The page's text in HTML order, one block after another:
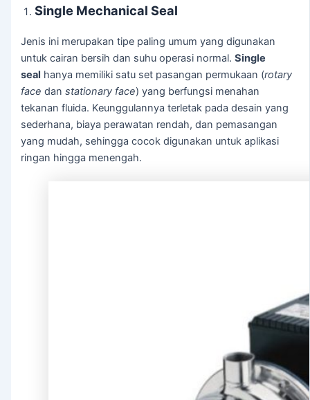
Single Mechanical Seal
Jenis ini merupakan tipe paling umum yang digunakan
untuk cairan bersih dan suhu operasi normal.Single
seal hanya memiliki satu set pasangan permukaan (rotary
face danstationary face) yang berfungsi menahan
tekanan fluida. Keunggulannya terletak pada desain yang
sederhana, biaya perawatan rendah, dan pemasangan
yang mudah, sehingga cocok digunakan untuk aplikasi
ringan hingga menengah.